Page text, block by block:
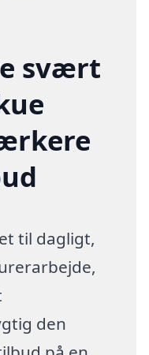
svært
til dagligt,
den